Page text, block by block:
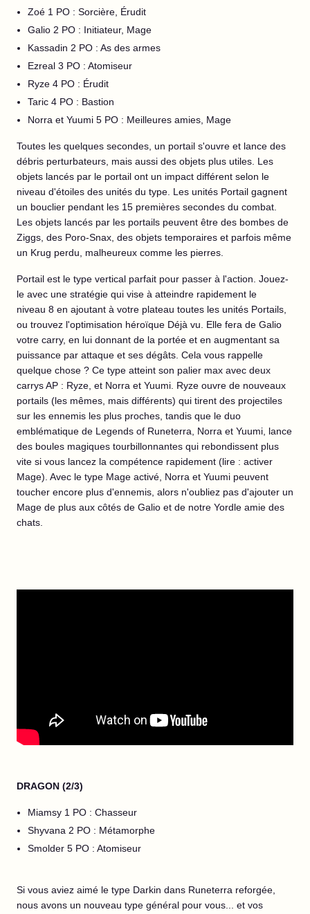
Zoé 1 PO : Sorcière, Érudit
Galio 2 PO : Initiateur, Mage
Kassadin 2 PO : As des armes
Ezreal 3 PO : Atomiseur
Ryze 4 PO : Érudit
Taric 4 PO : Bastion
Norra et Yuumi 5 PO : Meilleures amies, Mage
Toutes les quelques secondes, un portail s'ouvre et lance des
débris perturbateurs, mais aussi des objets plus utiles. Les
objets lancés par le portail ont un impact différent selon le
niveau d'étoiles des unités du type. Les unités Portail gagnent
un bouclier pendant les 15 premières secondes du combat.
Les objets lancés par les portails peuvent être des bombes de
Ziggs, des Poro-Snax, des objets temporaires et parfois même
un Krug perdu, malheureux comme les pierres.
Portail est le type vertical parfait pour passer à l'action. Jouez-
le avec une stratégie qui vise à atteindre rapidement le
niveau 8 en ajoutant à votre plateau toutes les unités Portails,
ou trouvez l'optimisation héroïque Déjà vu. Elle fera de Galio
votre carry, en lui donnant de la portée et en augmentant sa
puissance par attaque et ses dégâts. Cela vous rappelle
quelque chose ? Ce type atteint son palier max avec deux
carrys AP : Ryze, et Norra et Yuumi. Ryze ouvre de nouveaux
portails (les mêmes, mais différents) qui tirent des projectiles
sur les ennemis les plus proches, tandis que le duo
emblématique de Legends of Runeterra, Norra et Yuumi, lance
des boules magiques tourbillonnantes qui rebondissent plus
vite si vous lancez la compétence rapidement (lire : activer
Mage). Avec le type Mage activé, Norra et Yuumi peuvent
toucher encore plus d'ennemis, alors n'oubliez pas d'ajouter un
Mage de plus aux côtés de Galio et de notre Yordle amie des
chats.
DRAGON (2/3)
Miamsy 1 PO : Chasseur
Shyvana 2 PO : Métamorphe
Smolder 5 PO : Atomiseur
Si vous aviez aimé le type Darkin dans Runeterra reforgée,
nous avons un nouveau type général pour vous... et vos